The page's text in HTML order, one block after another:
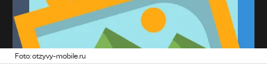
Foto: otzyvy-mobile.ru